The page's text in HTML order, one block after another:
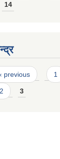
14
‹ previous 1
2 3